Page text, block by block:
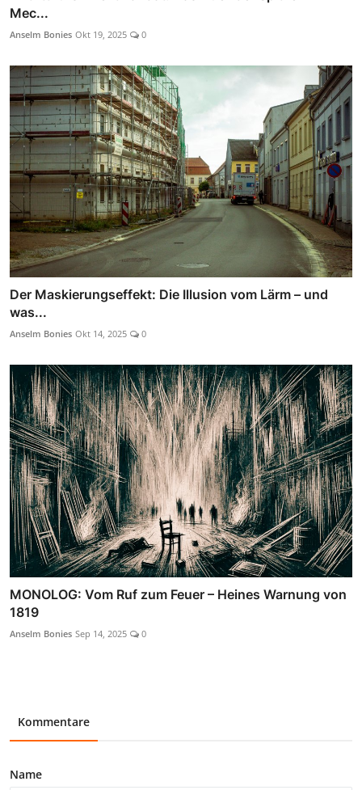
Mec...
Anselm Bonies Okt 19, 2025 0
Der Maskierungseffekt: Die Illusion vom Lärm – und
was...
Anselm Bonies Okt 14, 2025 0
MONOLOG: Vom Ruf zum Feuer – Heines Warnung von
1819
Anselm Bonies Sep 14, 2025 0
Kommentare
Name